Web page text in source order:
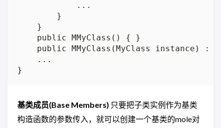
            ...
        }
    }
    public MMyClass() { }
public MMyClass(MyClass instance) :
    ...
基类成员(Base Members) 只要把子类实例作为基类
构造函数的参数传入，就可以创建一个基类的mole对